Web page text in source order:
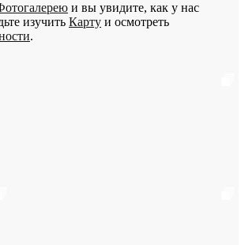
и вы увидите, как у нас
изучить Карту и осмотреть
.